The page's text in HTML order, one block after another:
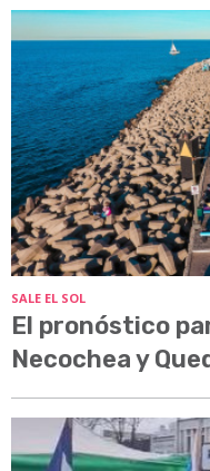
SALE EL SOL
El pronóstico
Necochea y